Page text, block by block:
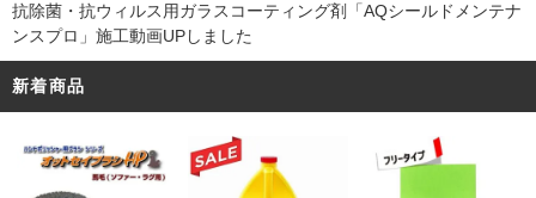
抗除菌・抗ウィルス用ガラスコーティング剤「AQシールドメンテナ
ンスプロ」施工動画UPしました
新着商品